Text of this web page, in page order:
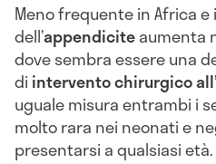
Meno frequente in Africa e
dell’appendiciteaumenta
dove sembra essere una
di intervento chirurgico
uguale misura entrambi i
molto rara nei neonati e
presentarsi a qualsiasi età.